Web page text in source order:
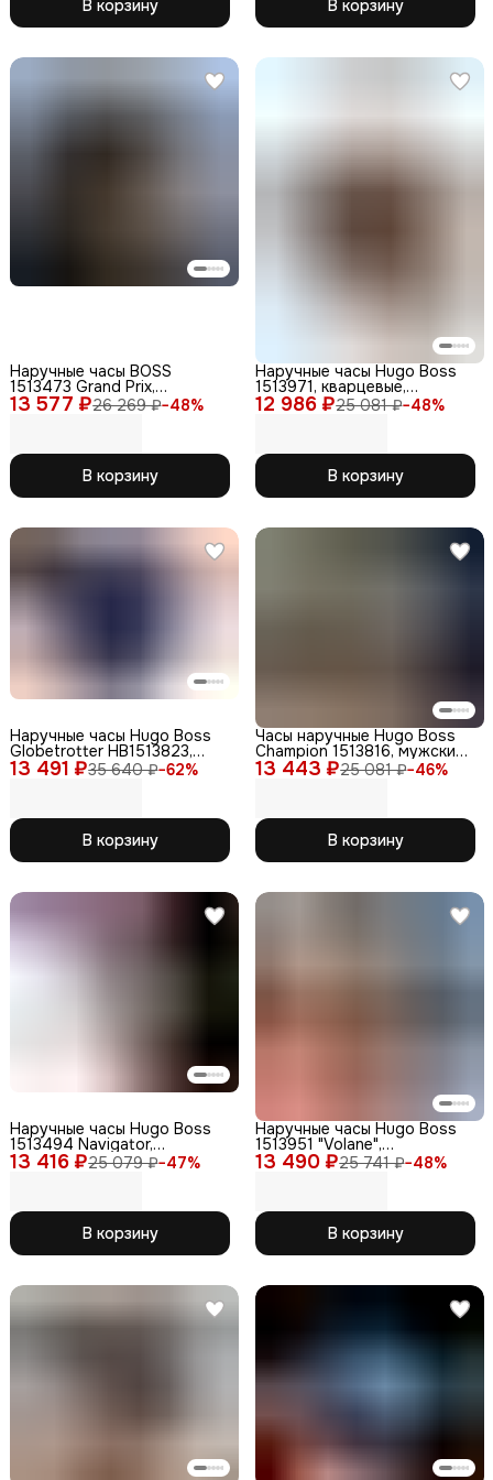
В корзину В корзину
13 577 ₽26 269 ₽−48%
Наручные часы BOSS
1513473 Grand Prix,
кварцевые,
водонепроницаемость
В корзину
12 986 ₽25 081 ₽−48%
Наручные часы Hugo Boss
1513971, кварцевые,
водонепроницаемые,
аналоговый циферблат
В корзину
13 491 ₽35 640 ₽−62%
Наручные часы Hugo Boss
Globetrotter HB1513823,
кварцевые, WR100,
аналоговый циферблат
В корзину
13 443 ₽25 081 ₽−46%
Часы наручные Hugo Boss
Champion 1513816, мужские,
кожаный ремешок, черные
В корзину
13 416 ₽25 079 ₽−47%
Наручные часы Hugo Boss
1513494 Navigator,
кварцевые, кожаный
ремешок, WR50, мужские
В корзину
13 490 ₽25 741 ₽−48%
Наручные часы Hugo Boss
1513951 "Volane",
нержавеющая сталь, с
хронографом
В корзину